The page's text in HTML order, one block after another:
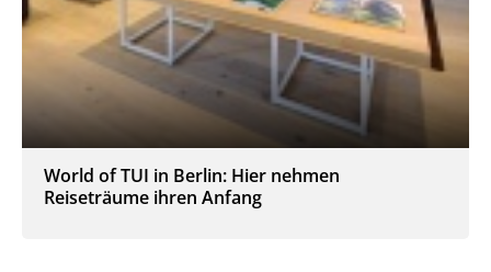
World of TUI in Berlin: Hier nehmen
Reiseträume ihren Anfang